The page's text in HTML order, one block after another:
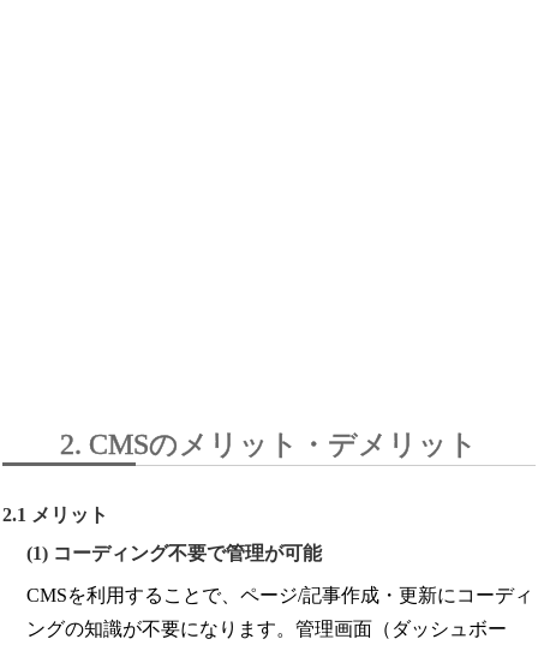
2. CMSのメリット・デメリット
2.1 メリット
(1) コーディング不要で管理が可能
CMSを利用することで、ページ/記事作成・更新にコーディ
ングの知識が不要になります。管理画面（ダッシュボー